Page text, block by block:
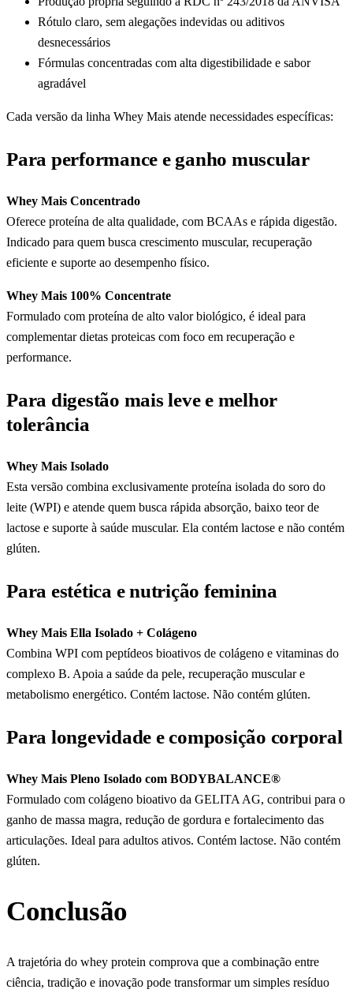
Rótulo claro, sem alegações indevidas ou aditivos
desnecessários
Fórmulas concentradas com alta digestibilidade e sabor
agradável
Cada versão da linha Whey Mais atende necessidades específicas:
Para performance e ganho muscular
Whey Mais Concentrado
Oferece proteína de alta qualidade, com BCAAs e rápida digestão.
Indicado para quem busca crescimento muscular, recuperação
eficiente e suporte ao desempenho físico.
Whey Mais 100% Concentrate
Formulado com proteína de alto valor biológico, é ideal para
complementar dietas proteicas com foco em recuperação e
performance.
Para digestão mais leve e melhor
tolerância
Whey Mais Isolado
Esta versão combina exclusivamente proteína isolada do soro do
leite (WPI) e atende quem busca rápida absorção, baixo teor de
lactose e suporte à saúde muscular. Ela contém lactose e não contém
glúten.
Para estética e nutrição feminina
Whey Mais Ella Isolado + Colágeno
Combina WPI com peptídeos bioativos de colágeno e vitaminas do
complexo B. Apoia a saúde da pele, recuperação muscular e
metabolismo energético. Contém lactose. Não contém glúten.
Para longevidade e composição corporal
Whey Mais Pleno Isolado com BODYBALANCE®
Formulado com colágeno bioativo da GELITA AG, contribui para o
ganho de massa magra, redução de gordura e fortalecimento das
articulações. Ideal para adultos ativos. Contém lactose. Não contém
glúten.
Conclusão
A trajetória do whey protein comprova que a combinação entre
ciência, tradição e inovação pode transformar um simples resíduo